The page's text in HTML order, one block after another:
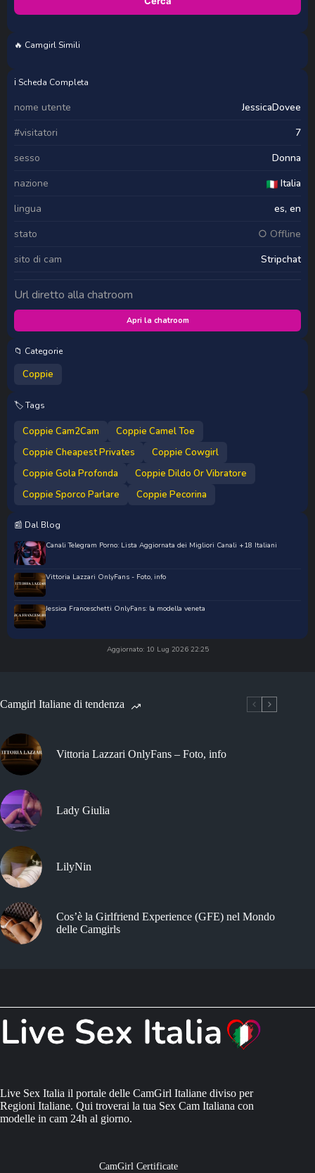
🔥 Camgirl Simili
ℹ️ Scheda Completa
nome utente
JessicaDovee
#visitatori
7
sesso
Donna
nazione
Italia
lingua
es, en
stato
○ Offline
sito di cam
Stripchat
Url diretto alla chatroom
Apri la chatroom
📁 Categorie
Coppie
🏷️ Tags
Coppie Cam2Cam
Coppie Camel Toe
Coppie Cheapest Privates
Coppie Cowgirl
Coppie Gola Profonda
Coppie Dildo Or Vibratore
Coppie Sporco Parlare
Coppie Pecorina
📰 Dal Blog
Canali Telegram Porno: Lista Aggiornata dei Migliori Canali +18 Italiani
Vittoria Lazzari OnlyFans - Foto, info
Jessica Franceschetti OnlyFans: la modella veneta
Aggiornato: 10 Lug 2026 22:25
Camgirl Italiane di tendenza
Vittoria Lazzari OnlyFans – Foto, info
Lady Giulia
LilyNin
Cos’è la Girlfriend Experience (GFE) nel Mondo
delle Camgirls
Live Sex Italia il portale delle CamGirl Italiane diviso per
Regioni Italiane. Qui troverai la tua Sex Cam Italiana con
modelle in cam 24h al giorno.
CamGirl Certificate